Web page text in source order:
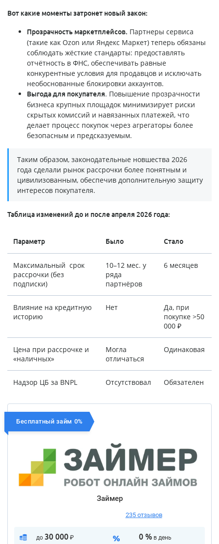
Вот какие моменты затронет новый закон:
Прозрачность маркетплейсов. Партнеры сервиса
(такие как Ozon или Яндекс Маркет) теперь обязаны
соблюдать жёсткие стандарты: предоставлять
отчётность в ФНС, обеспечивать равные
конкурентные условия для продавцов и исключать
необоснованные блокировки аккаунтов.
Выгода для покупателя. Повышение прозрачности
бизнеса крупных площадок минимизирует риски
скрытых комиссий и навязанных платежей, что
делает процесс покупок через агрегаторы более
безопасным и предсказуемым.
Таким образом, законодательные новшества 2026
года сделали рынок рассрочки более понятным и
цивилизованным, обеспечив дополнительную защиту
интересов покупателя.
Таблица изменений до и после апреля 2026 года:
Параметр Было Стало
Максимальный срок
рассрочки (без
подписки)
10–12 мес. у
ряда
партнёров
6 месяцев
Влияние на кредитную
историю
Нет
Да, при
покупке >50
000 ₽
Цена при рассрочке и
«наличных»
Могла
отличаться
Одинаковая
Надзор ЦБ за BNPL Отсутствовал Обязателен
Бесплатный займ 0%
Займер
235 отзывов
до 30 000₽ 0 %в день